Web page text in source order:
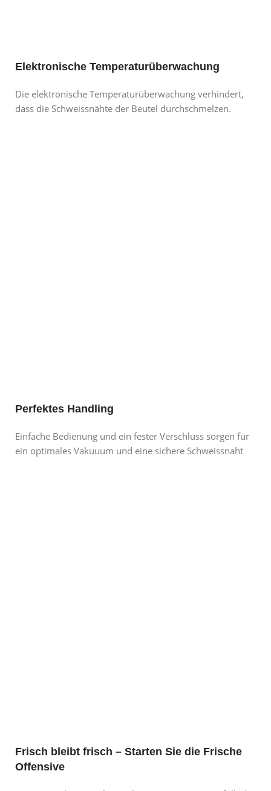
Elektronische Temperaturüberwachung
Die elektronische Temperaturüberwachung verhindert,
dass die Schweissnähte der Beutel durchschmelzen.
Perfektes Handling
Einfache Bedienung und ein fester Verschluss sorgen für
ein optimales Vakuuum und eine sichere Schweissnaht
Frisch bleibt frisch – Starten Sie die Frische
Offensive